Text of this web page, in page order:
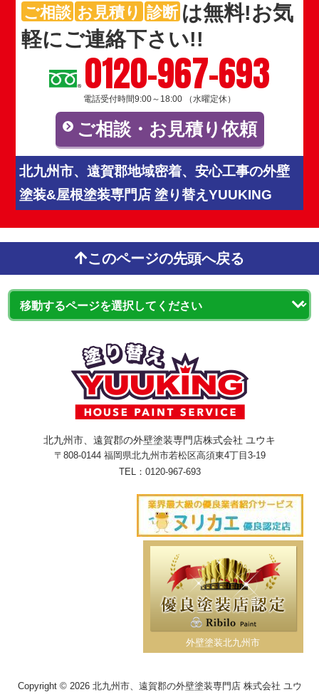
ご相談 お見積り 診断 は無料!お気
軽にご連絡下さい!!
0120-967-693
電話受付時間9:00～18:00 （水曜定休）
ご相談・お見積り依頼
北九州市、遠賀郡地域密着、安心工事の外壁
塗装&屋根塗装専門店 塗り替えYUUKING
このページの先頭へ戻る
北九州市、遠賀郡の外壁塗装専門店株式会社 ユウキ
〒808-0144 福岡県北九州市若松区高須東4丁目3-19
TEL： 0120-967-693
外壁塗装北九州市
Copyright © 2026 北九州市、遠賀郡の外壁塗装専門店 株式会社 ユウ